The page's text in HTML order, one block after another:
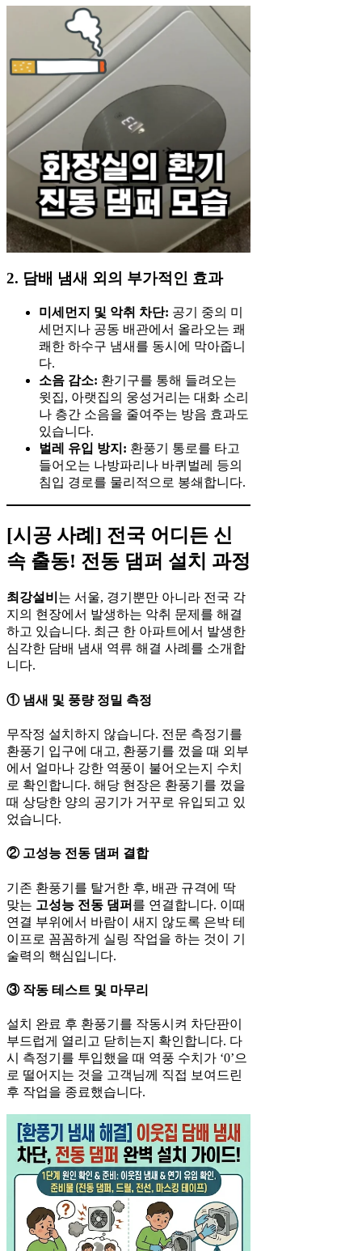
2. 담배 냄새 외의 부가적인 효과
미세먼지 및 악취 차단: 공기 중의 미
세먼지나 공동 배관에서 올라오는 쾌
쾌한 하수구 냄새를 동시에 막아줍니
다.
소음 감소: 환기구를 통해 들려오는
윗집, 아랫집의 웅성거리는 대화 소리
나 층간 소음을 줄여주는 방음 효과도
있습니다.
벌레 유입 방지: 환풍기 통로를 타고
들어오는 나방파리나 바퀴벌레 등의
침입 경로를 물리적으로 봉쇄합니다.
[시공 사례] 전국 어디든 신
속 출동! 전동 댐퍼 설치 과정
최강설비 는 서울, 경기뿐만 아니라 전국 각
지의 현장에서 발생하는 악취 문제를 해결
하고 있습니다. 최근 한 아파트에서 발생한
심각한 담배 냄새 역류 해결 사례를 소개합
니다.
① 냄새 및 풍량 정밀 측정
무작정 설치하지 않습니다. 전문 측정기를
환풍기 입구에 대고, 환풍기를 껐을 때 외부
에서 얼마나 강한 역풍이 불어오는지 수치
로 확인합니다. 해당 현장은 환풍기를 껐을
때 상당한 양의 공기가 거꾸로 유입되고 있
었습니다.
② 고성능 전동 댐퍼 결합
기존 환풍기를 탈거한 후, 배관 규격에 딱
맞는 고성능 전동 댐퍼 를 연결합니다. 이때
연결 부위에서 바람이 새지 않도록 은박 테
이프로 꼼꼼하게 실링 작업을 하는 것이 기
술력의 핵심입니다.
③ 작동 테스트 및 마무리
설치 완료 후 환풍기를 작동시켜 차단판이
부드럽게 열리고 닫히는지 확인합니다. 다
시 측정기를 투입했을 때 역풍 수치가 ‘0’으
로 떨어지는 것을 고객님께 직접 보여드린
후 작업을 종료했습니다.